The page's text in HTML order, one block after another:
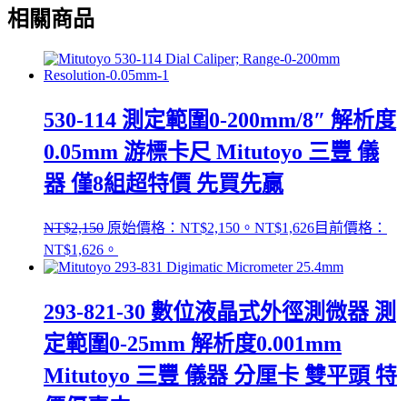
相關商品
530-114 測定範圍0-200mm/8″ 解析度
0.05mm 游標卡尺 Mitutoyo 三豐 儀
器 僅8組超特價 先買先贏
NT$2,150 原始價格：NT$2,150。 NT$1,626目前價格：
NT$1,626。
293-821-30 數位液晶式外徑測微器 測
定範圍0-25mm 解析度0.001mm
Mitutoyo 三豐 儀器 分厘卡 雙平頭 特